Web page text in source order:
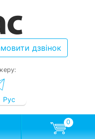
дзвінок
Рус
0